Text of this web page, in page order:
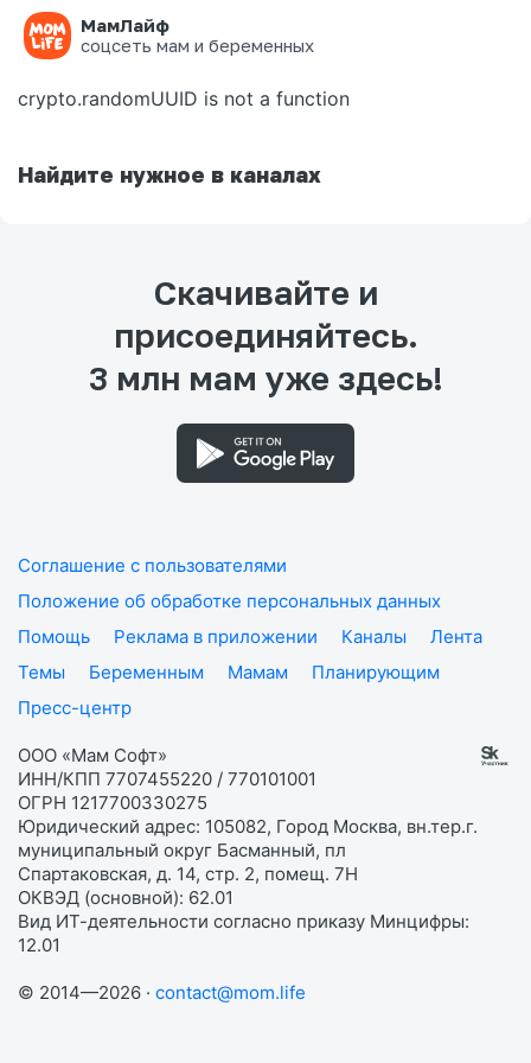
МамЛайф
соцсеть мам и беременных
Ошибка на странице
crypto.randomUUID is not a function
Найдите нужное в каналах
Скачивайте и
присоединяйтесь.
3 млн мам уже здесь!
Соглашение с пользователями
Положение об обработке персональных данных
Помощь
Реклама в приложении Каналы
Лента
Темы
Беременным Мамам
Планирующим
Пресс-центр
ООО «Мам Софт»
ИНН/КПП 7707455220 / 770101001
ОГРН 1217700330275
Юридический адрес: 105082, Город Москва, вн.тер.г.
муниципальный округ Басманный, пл
Спартаковская, д. 14, стр. 2, помещ. 7Н
ОКВЭД (основной): 62.01
Вид ИТ-деятельности согласно приказу Минцифры:
12.01
© 2014—2026 · contact@mom.life